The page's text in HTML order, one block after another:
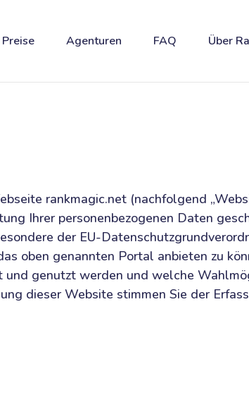
Preise Agenturen FAQ Über
rankmagic.net (nachfolgend
Ihrer personenbezogenen Daten
der EU-
oben genannten Portal anbieten zu
genutzt werden und welche
dieser Website stimmen Sie der